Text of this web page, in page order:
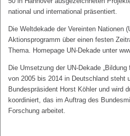
national und international präsentiert.
Die Weltdekade der Vereinten Nationen
Aktionsprogramm über einen festen
Thema. Homepage UN-Dekade unter
Die Umsetzung der UN-Dekade
von 2005 bis 2014 in Deutschland steht
Bundespräsident Horst Köhler und wird
koordiniert, das im Auftrag des
Forschung arbeitet.